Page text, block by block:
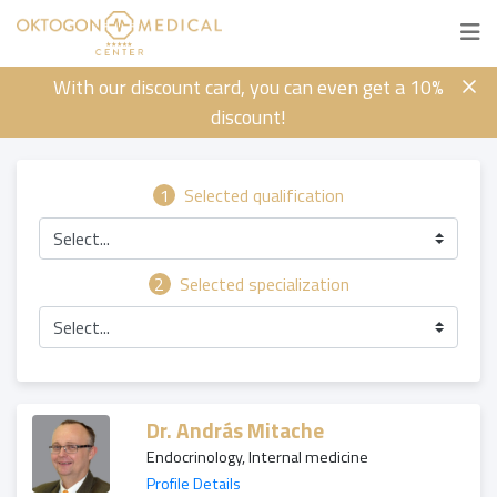
With our discount card, you can even get a 10%
discount!
1
Selected qualification
Select...
2
Selected specialization
Select...
Dr. András Mitache
Endocrinology, Internal medicine
Profile Details